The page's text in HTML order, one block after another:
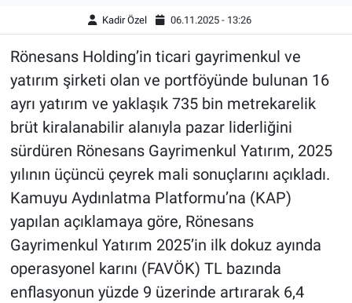
Kadir Özel 06.11.2025 - 13:26
Rönesans Holding’in ticari gayrimenkul ve
yatırım şirketi olan ve portföyünde bulunan 16
ayrı yatırım ve yaklaşık 735 bin metrekarelik
brüt kiralanabilir alanıyla pazar liderliğini
sürdüren Rönesans Gayrimenkul Yatırım, 2025
yılının üçüncü çeyrek mali sonuçlarını açıkladı.
Kamuyu Aydınlatma Platformu’na (KAP)
yapılan açıklamaya göre, Rönesans
Gayrimenkul Yatırım 2025’in ilk dokuz ayında
operasyonel karını (FAVÖK) TL bazında
enflasyonun yüzde 9 üzerinde artırarak 6,4